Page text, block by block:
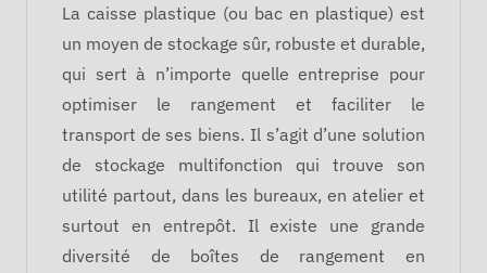
La caisse plastique (ou bac en plastique) est
un moyen de stockage sûr, robuste et durable,
qui sert à n’importe quelle entreprise pour
optimiser le rangement et faciliter le
transport de ses biens. Il s’agit d’une solution
de stockage multifonction qui trouve son
utilité partout, dans les bureaux, en atelier et
surtout en entrepôt. Il existe une grande
diversité de boîtes de rangement en